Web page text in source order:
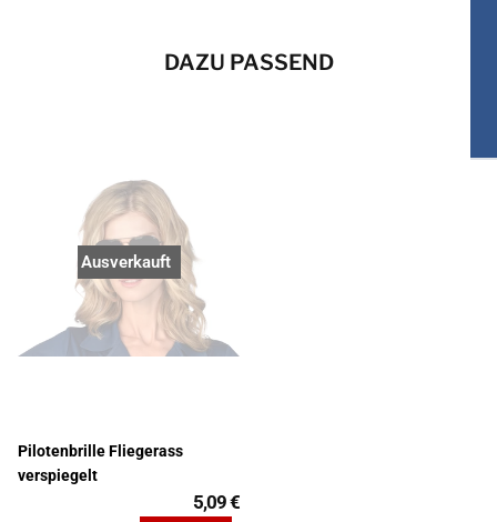
DAZU PASSEND
Ausverkauft
Pilotenbrille Fliegerass
verspiegelt
5,09 €